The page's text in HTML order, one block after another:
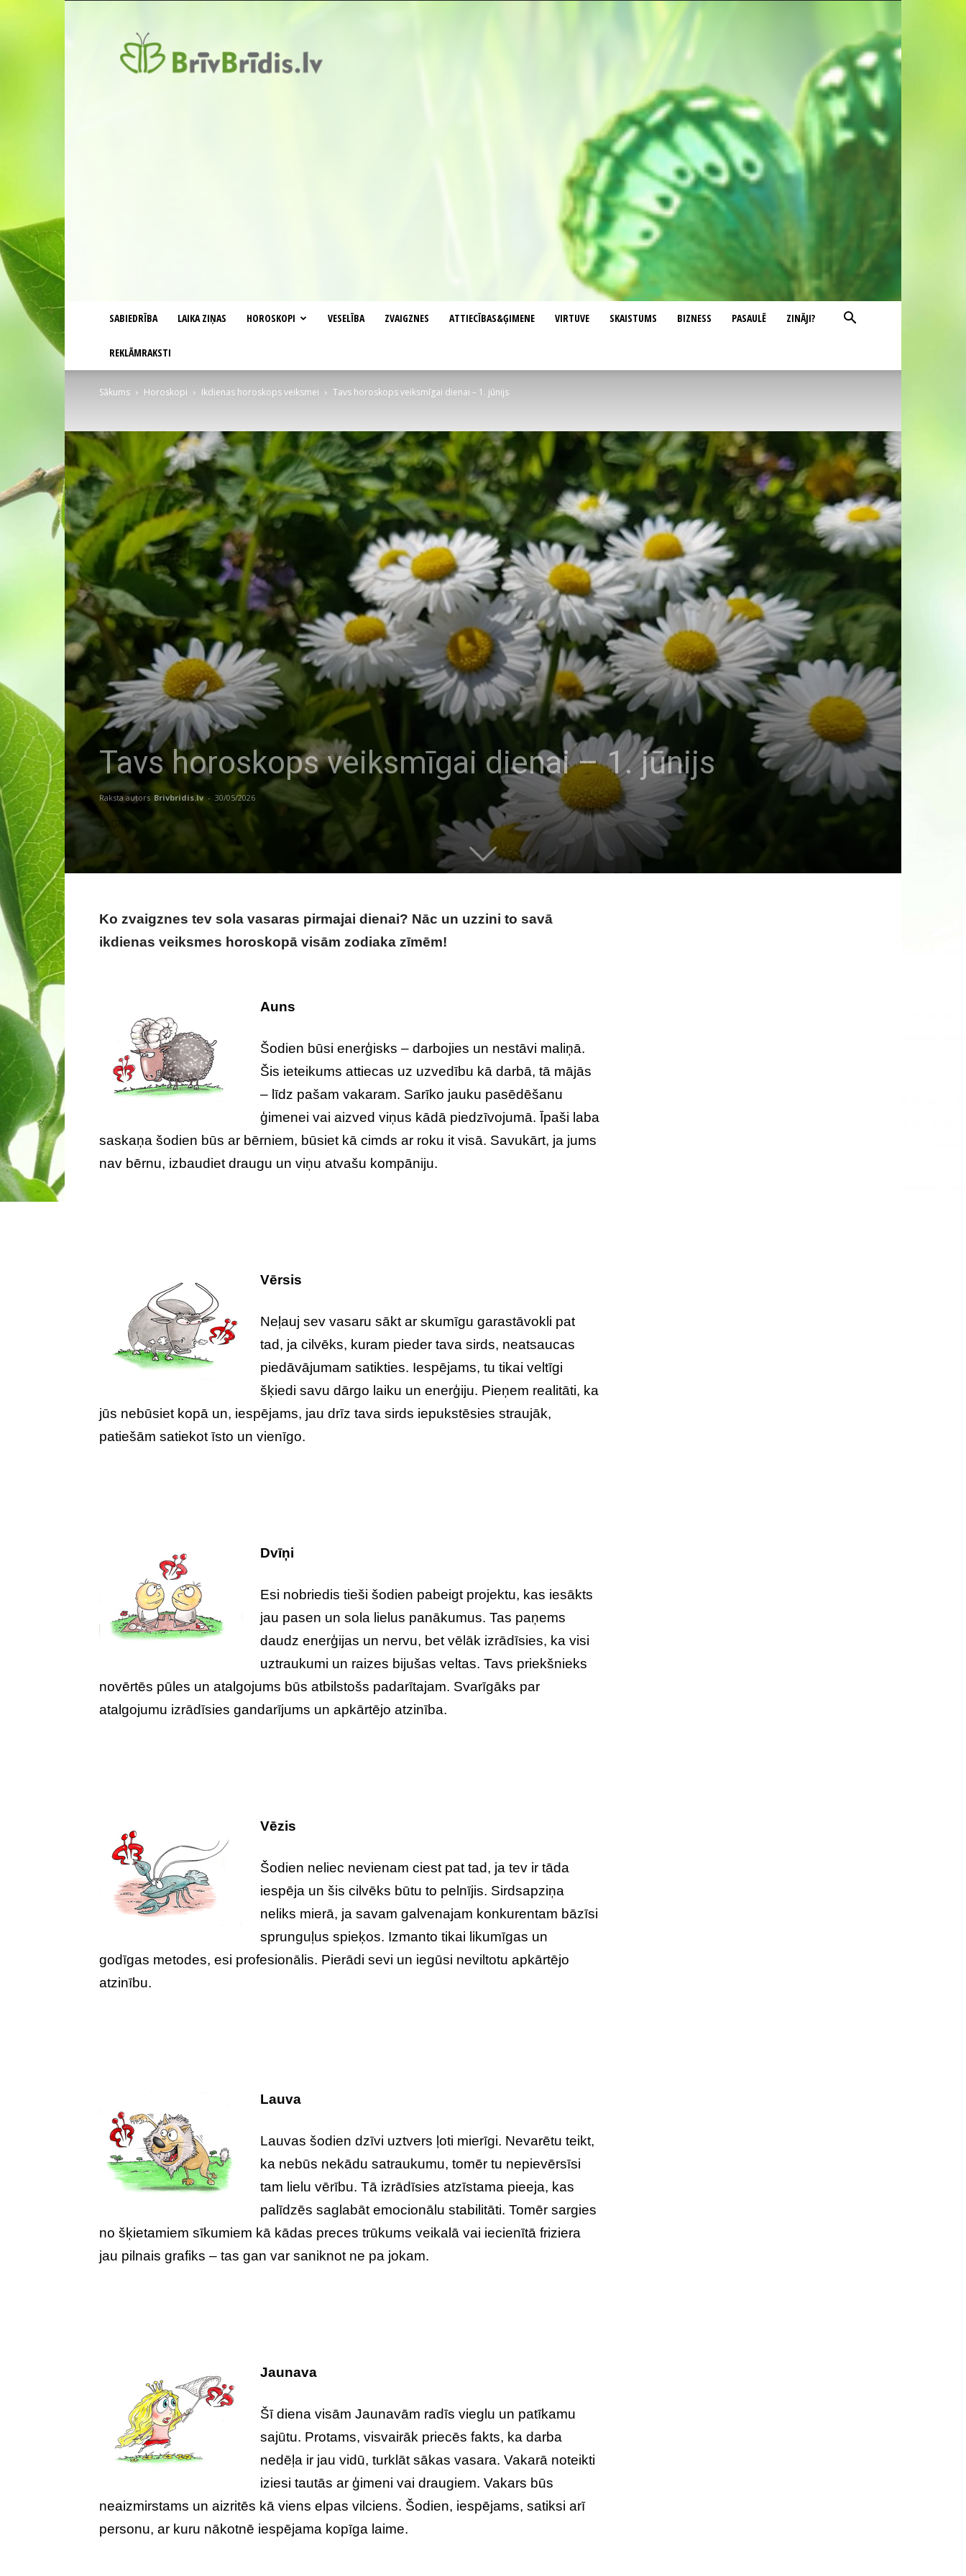
SABIEDRĪBA LAIKA ZIŅAS HOROSKOPI VESELĪBA ZVAIGZNES ATTIECĪBAS&ĢIMENE VIRTUVE SKAISTUMS BIZNESS PASAULĒ ZINĀJI?
REKLĀMRAKSTI
Sākums Horoskopi Ikdienas horoskops veiksmei Tavs horoskops veiksmīgai dienai – 1. jūnijs
Tavs horoskops veiksmīgai dienai – 1. jūnijs
Raksta autors Brivbridis.lv - 30/05/2026
LVĢMC
Ko zvaigznes tev sola vasaras pirmajai dienai? Nāc un uzzini to savā
ikdienas veiksmes horoskopā visām zodiaka zīmēm!
Auns
Šodien būsi enerģisks – darbojies un nestāvi maliņā.
Šis ieteikums attiecas uz uzvedību kā darbā, tā mājās
– līdz pašam vakaram. Sarīko jauku pasēdēšanu
ģimenei vai aizved viņus kādā piedzīvojumā. Īpaši laba
saskaņa šodien būs ar bērniem, būsiet kā cimds ar roku it visā. Savukārt, ja jums
nav bērnu, izbaudiet draugu un viņu atvašu kompāniju.
Vērsis
Neļauj sev vasaru sākt ar skumīgu garastāvokli pat
tad, ja cilvēks, kuram pieder tava sirds, neatsaucas
piedāvājumam satikties. Iespējams, tu tikai veltīgi
šķiedi savu dārgo laiku un enerģiju. Pieņem realitāti, ka
jūs nebūsiet kopā un, iespējams, jau drīz tava sirds iepukstēsies straujāk,
patiešām satiekot īsto un vienīgo.
Dvīņi
Esi nobriedis tieši šodien pabeigt projektu, kas iesākts
jau pasen un sola lielus panākumus. Tas paņems
daudz enerģijas un nervu, bet vēlāk izrādīsies, ka visi
uztraukumi un raizes bijušas veltas. Tavs priekšnieks
novērtēs pūles un atalgojums būs atbilstošs padarītajam. Svarīgāks par
atalgojumu izrādīsies gandarījums un apkārtējo atzinība.
Vēzis
Šodien neliec nevienam ciest pat tad, ja tev ir tāda
iespēja un šis cilvēks būtu to pelnījis. Sirdsapziņa
neliks mierā, ja savam galvenajam konkurentam bāzīsi
sprunguļus spieķos. Izmanto tikai likumīgas un
godīgas metodes, esi profesionālis. Pierādi sevi un iegūsi neviltotu apkārtējo
atzinību.
Lauva
Lauvas šodien dzīvi uztvers ļoti mierīgi. Nevarētu teikt,
ka nebūs nekādu satraukumu, tomēr tu nepievērsīsi
tam lielu vērību. Tā izrādīsies atzīstama pieeja, kas
palīdzēs saglabāt emocionālu stabilitāti. Tomēr sargies
no šķietamiem sīkumiem kā kādas preces trūkums veikalā vai iecienītā friziera
jau pilnais grafiks – tas gan var saniknot ne pa jokam.
Jaunava
Šī diena visām Jaunavām radīs vieglu un patīkamu
sajūtu. Protams, visvairāk priecēs fakts, ka darba
nedēļa ir jau vidū, turklāt sākas vasara. Vakarā noteikti
iziesi tautās ar ģimeni vai draugiem. Vakars būs
neaizmirstams un aizritēs kā viens elpas vilciens. Šodien, iespējams, satiksi arī
personu, ar kuru nākotnē iespējama kopīga laime.